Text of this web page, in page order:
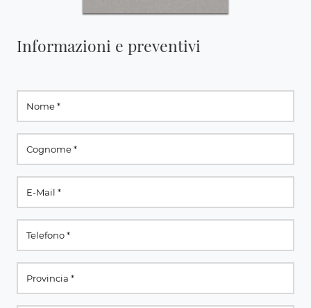
Informazioni e preventivi